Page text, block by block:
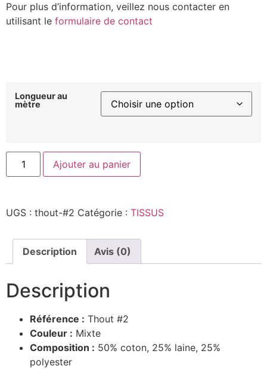
Pour plus d’information, veillez nous contacter en
utilisant le formulaire de contact
Longueur au
mètre
Ajouter au panier
UGS : thout-#2 Catégorie : TISSUS
Description Avis (0)
Description
Référence : Thout #2
Couleur : Mixte
Composition : 50% coton, 25% laine, 25%
polyester